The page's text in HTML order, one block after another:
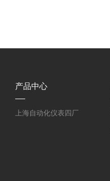
产品中心
上海自动化仪表四厂